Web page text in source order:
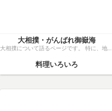
大相撲・がんばれ御嶽海
大相撲について語るページです。 特に、地元力士・御嶽海関を、粘り強く応援いたします！
料理いろいろ